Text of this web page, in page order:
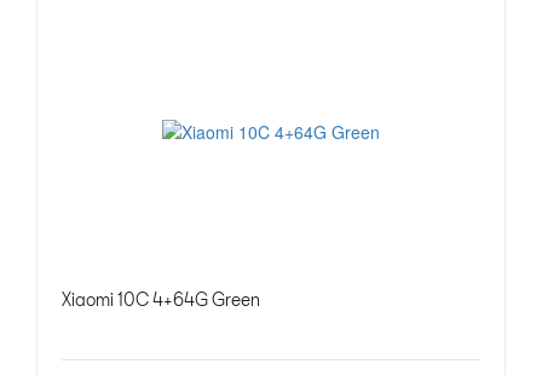
Xiaomi 10C 4+64G Green